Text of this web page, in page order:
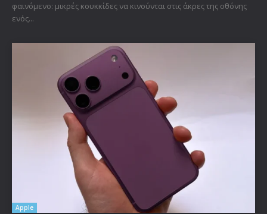
φαινόμενο: μικρές κουκκίδες να κινούνται στις άκρες της οθόνης
ενός...
Apple